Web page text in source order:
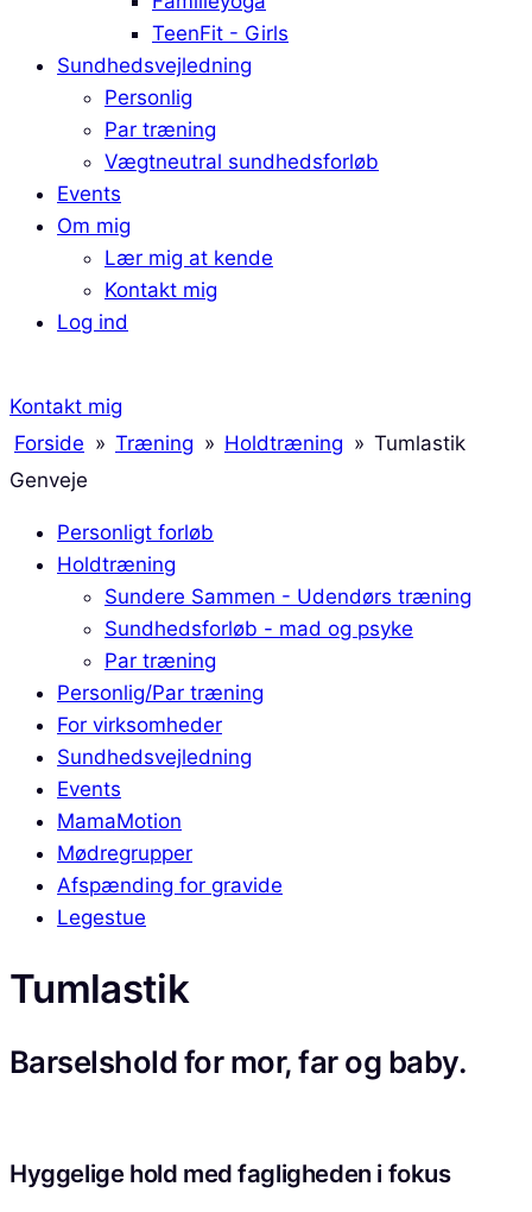
TeenFit - Girls
Sundhedsvejledning
Personlig
Par træning
Vægtneutral sundhedsforløb
Events
Om mig
Lær mig at kende
Kontakt mig
Log ind
Kontakt mig
Forside » Træning » Holdtræning » Tumlastik
Genveje
Personligt forløb
Holdtræning
Sundere Sammen - Udendørs træning
Sundhedsforløb - mad og psyke
Par træning
Personlig/Par træning
For virksomheder
Sundhedsvejledning
Events
MamaMotion
Mødregrupper
Afspænding for gravide
Legestue
Tumlastik
Barselshold for mor, far og baby.
Hyggelige hold med fagligheden i fokus